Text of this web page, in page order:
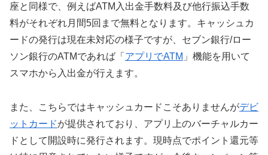
座と同様で、例えばATM入出金手数料及び他行振込手数
料がそれぞれ月間5回まで無料となります。キャッシュカ
ードの発行は現在未対応の様子ですが、セブン銀行/ロー
ソン銀行のATMであれば「 アプリでATM 」機能を用いて
スマホから入出金が行えます。
また、こちらではキャッシュカードこそありませんがデビ
ットカードが提供されており、アプリ上のバーチャルカー
ドとして開設時に発行されます。現時点でポイント還元等